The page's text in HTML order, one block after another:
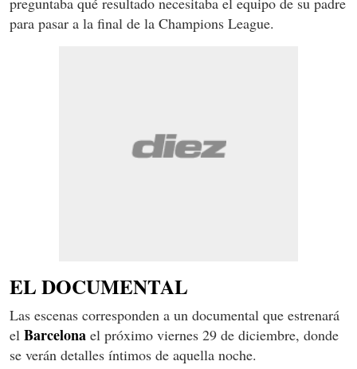
para pasar a la final de la Champions League.
EL DOCUMENTAL
Las escenas corresponden a un documental que estrenará
el Barcelona el próximo viernes 29 de diciembre, donde
se verán detalles íntimos de aquella noche.